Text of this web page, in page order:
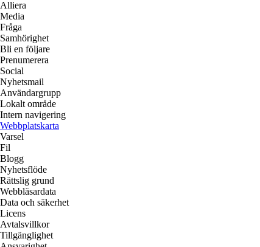
Alliera
Media
Fråga
Samhörighet
Bli en följare
Prenumerera
Social
Nyhetsmail
Användargrupp
Lokalt område
Intern navigering
Webbplatskarta
Varsel
Fil
Blogg
Nyhetsflöde
Rättslig grund
Webbläsardata
Data och säkerhet
Licens
Avtalsvillkor
Tillgänglighet